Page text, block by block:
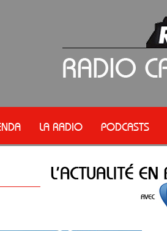
LA RADIO PODCASTS